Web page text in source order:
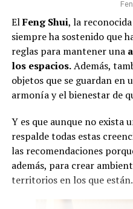
ElFeng Shui, la
siempre ha sostenido que
reglas para mantener una
los espacios.Además,
objetos que se guardan en
armonía y el bienestar de
Y es que aunque no exista
respalde todas estas
las recomendaciones
además, para crear
territorios en los que están.